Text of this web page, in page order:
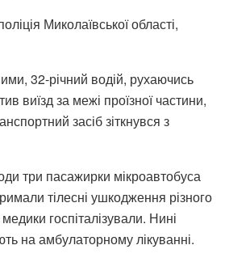
Миколаївської області,
32-річний водій, рухаючись
виїзд за межі проїзної частини,
засіб зіткнувся з
три пасажирки мікроавтобуса
тілесні ушкодження різного
госпіталізували. Нині
на амбулаторному лікуванні.